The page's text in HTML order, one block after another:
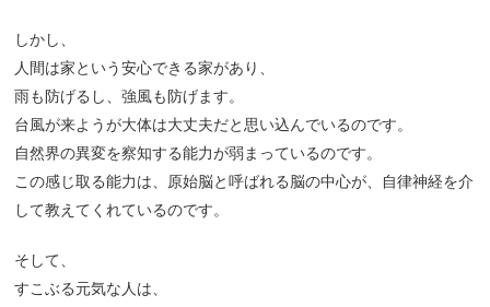
しかし、
人間は家という安心できる家があり、
雨も防げるし、強風も防げます。
台風が来ようが大体は大丈夫だと思い込んでいるのです。
自然界の異変を察知する能力が弱まっているのです。
この感じ取る能力は、原始脳と呼ばれる脳の中心が、自律神経を介
して教えてくれているのです。
そして、
すこぶる元気な人は、